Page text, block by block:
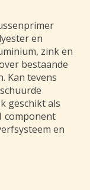
en
zink en
bestaande
Kan tevens
geschikt als
component
en